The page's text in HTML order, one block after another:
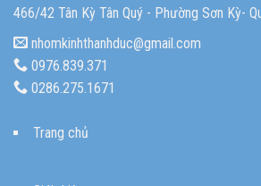
466/42 Tân Kỳ Tân Quý - Phường Sơn Kỳ-
nhomkinhthanhduc@gmail.com
0976.839.371
0286.275.1671
Trang chủ